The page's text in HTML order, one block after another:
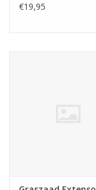
€19,95